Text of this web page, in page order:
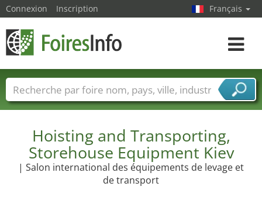
Hoisting and Transporting,
Storehouse Equipment Kiev
| Salon international des équipements de levage et
de transport
Connexion Inscription Français
Toggle
Foire noms Pays Villes
Secteurs de foire